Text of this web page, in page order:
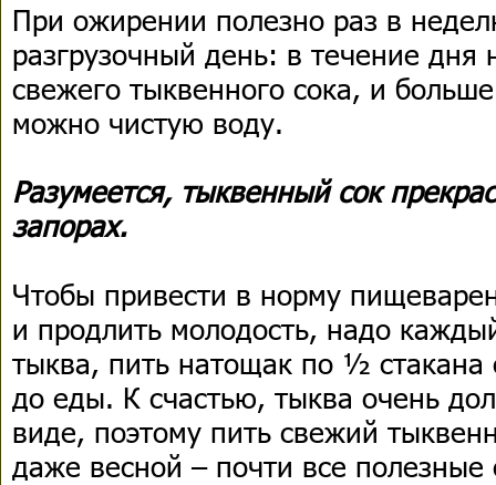
При ожирении полезно раз в
разгрузочный день: в течение дня
свежего тыквенного сока, и
можно чистую воду.
Разумеется, тыквенный сок
запорах.
Чтобы привести в норму
и продлить молодость, надо
тыква, пить натощак по ½ стакана
до еды. К счастью, тыква очень
виде, поэтому пить свежий
даже весной – почти все полезные